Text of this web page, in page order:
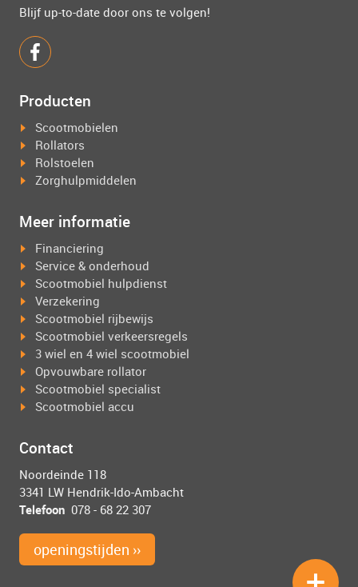
Blijf up-to-date door ons te volgen!
Producten
Scootmobielen
Rollators
Rolstoelen
Zorghulpmiddelen
Meer informatie
Financiering
Service & onderhoud
Scootmobiel hulpdienst
Verzekering
Scootmobiel rijbewijs
Scootmobiel verkeersregels
3 wiel en 4 wiel scootmobiel
Opvouwbare rollator
Scootmobiel specialist
Scootmobiel accu
Contact
Noordeinde 118
3341 LW Hendrik-Ido-Ambacht
Telefoon 078 - 68 22 307
openingstijden ››